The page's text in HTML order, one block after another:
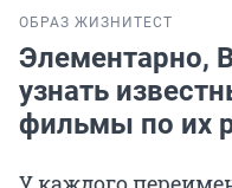
ОБРАЗ ЖИЗНИ ТЕСТ
Элементарно,
узнать
фильмы по их